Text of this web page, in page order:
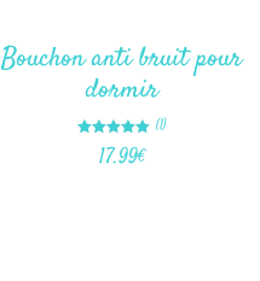
Bouchon anti bruit pour
dormir
Note
5.00
(1)
17.99€